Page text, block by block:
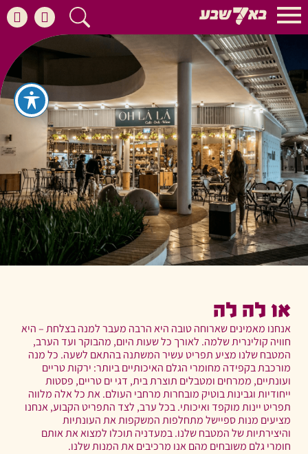
או לה לה
אנחנו מאמינים שארוחה טובה היא הרבה מעבר למנה בצלחת – היא
חוויה קולינרית שלמה. לאורך כל שעות היום, מהבוקר ועד הערב,
המטבח שלנו מציע תפריט עשיר המשתנה בהתאם לשעה. כל מנה
מורכבת בקפידה מחומרי הגלם האיכותיים ביותר: ירקות טריים
ועונתיים, ממרחים ומטבלים תוצרת בית, דגי ים טריים, פסטות
ייחודיות וגבינות בוטיק מובחרות מרחבי העולם. את כל אלה מלווה
תפריט יינות מוקפד ואיכותי. בכל ערב, לצד התפריט הקבוע, אנחנו
מציעים מנות ספיישל מתחלפות המשקפות את העונתיות
והיצירתיות של המטבח שלנו. במעדניה תוכלו למצוא את אותם
חומרי גלם משובחים מהם אנו מרכיבים את המנות שלנו.